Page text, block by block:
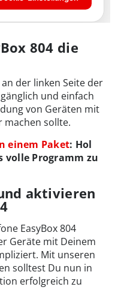
804 die
der linken Seite der
und einfach
von Geräten mit
machen sollte.
einem Paket: Hol
volle Programm zu
aktivieren
EasyBox 804
Geräte mit Deinem
Mit unseren
solltest Du nun in
erfolgreich zu